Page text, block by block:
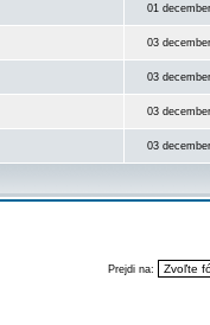
01
03
03
03
03
Prejdi na: